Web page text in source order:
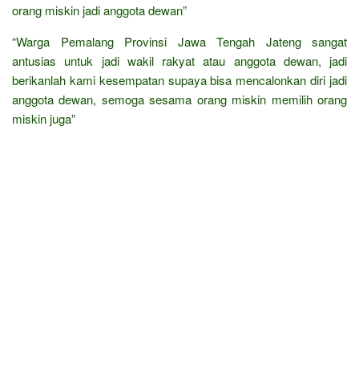
orang miskin jadi anggota dewan”
“Warga Pemalang Provinsi Jawa Tengah Jateng sangat
antusias untuk jadi wakil rakyat atau anggota dewan, jadi
berikanlah kami kesempatan supaya bisa mencalonkan diri jadi
anggota dewan, semoga sesama orang miskin memilih orang
miskin juga”